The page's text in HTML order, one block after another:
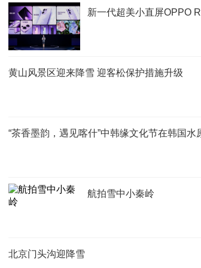
新一代超美小直屏OPPO
黄山风景区迎来降雪 迎客松保护措施升级
“茶香墨韵，遇见喀什”中韩缘文化节在韩国水
航拍雪中小秦岭
北京门头沟迎降雪